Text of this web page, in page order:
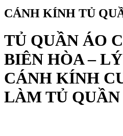
CÁNH KÍNH TỦ
TỦ QUẦN ÁO
BIÊN HÒA –
CÁNH KÍNH
LÀM TỦ QUẦN